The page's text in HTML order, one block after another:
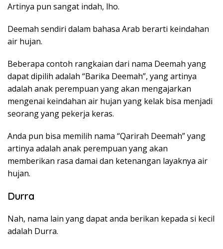
Artinya pun sangat indah, lho.
Deemah sendiri dalam bahasa Arab berarti keindahan
air hujan.
Beberapa contoh rangkaian dari nama Deemah yang
dapat dipilih adalah “Barika Deemah”, yang artinya
adalah anak perempuan yang akan mengajarkan
mengenai keindahan air hujan yang kelak bisa menjadi
seorang yang pekerja keras.
Anda pun bisa memilih nama “Qarirah Deemah” yang
artinya adalah anak perempuan yang akan
memberikan rasa damai dan ketenangan layaknya air
hujan.
Durra
Nah, nama lain yang dapat anda berikan kepada si kecil
adalah Durra.